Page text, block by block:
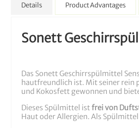
Details
Sonett
Das Sonett Geschirrspülmittel
hautfreundlich ist. Mit seiner rein
und Kokosfett gewonnen und
Dieses Spülmittel istfrei von
Haut oder Allergien. Als
Product Advantages